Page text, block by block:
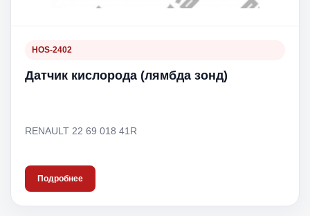
HOS-2402
Датчик кислорода (лямбда зонд)
RENAULT 22 69 018 41R
Подробнее